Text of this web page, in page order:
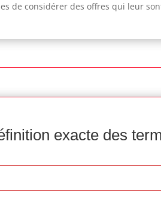
de considérer des offres qui leur
exacte des